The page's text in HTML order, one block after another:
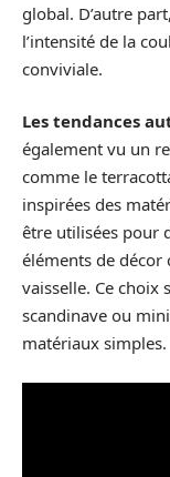
global. D’autre
l’intensité de la
conviviale.
Les tendances
également vu un
comme le
inspirées des
être utilisées pour
éléments de décor
vaisselle. Ce choix
scandinave ou
matériaux simples.